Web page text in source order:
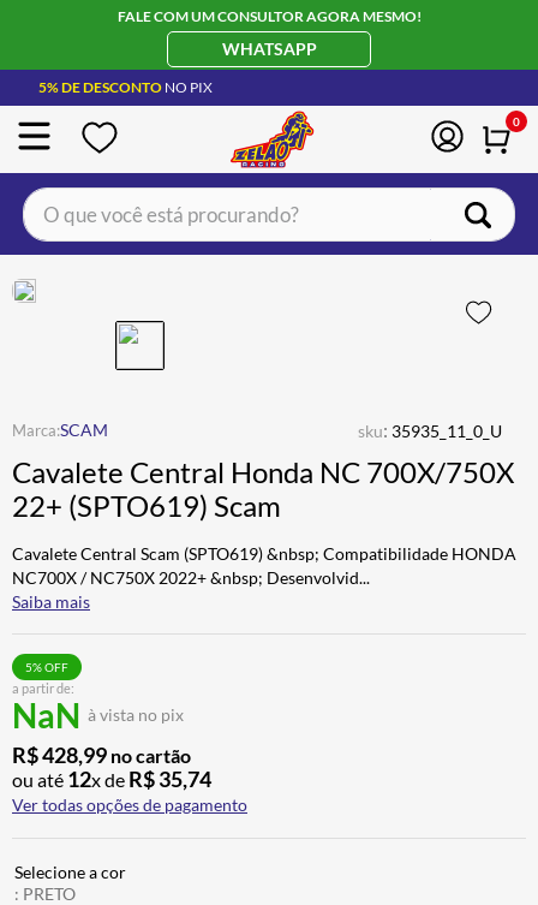
FALE COM UM CONSULTOR AGORA MESMO!
WHATSAPP
5% DE DESCONTO NO PIX
0
O que você está procurando?
SCAM sku: 35935_11_0_U
Cavalete Central Honda NC 700X/750X
22+ (SPTO619) Scam
Cavalete Central Scam (SPTO619) &nbsp; Compatibilidade HONDA
NC700X / NC750X 2022+ &nbsp; Desenvolvid...
Saiba mais
a partir de:
NaN à vista no pix
5% OFF
R$428,99 no cartão
ou até 12x de R$35,74
Ver todas opções de pagamento
: PRETO
BOTA
4º ÓCULOS SOLAR
5º LUVA
6º BAU
7º CALÇA
8º ALPINESTAR
9º AIROH
10º